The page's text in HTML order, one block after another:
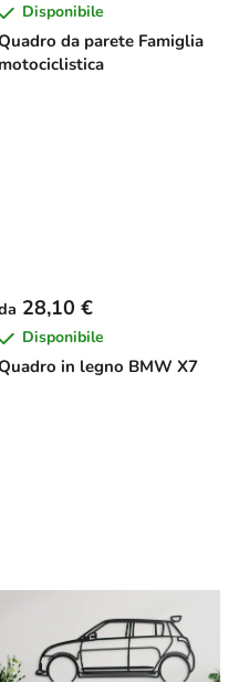
da parete Famiglia
motociclistica
Disponibile
in legno BMW X7
28,10 €
Disponibile